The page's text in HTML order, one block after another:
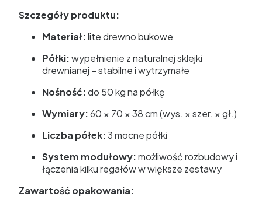
Szczegóły produktu:
Materiał:lite drewno bukowe
Półki:wypełnienie z naturalnej sklejki
drewnianej – stabilne i wytrzymałe
Nośność:do 50 kg na półkę
Wymiary:60 × 70 × 38 cm (wys. × szer. × gł.)
Liczba półek:3 mocne półki
System modułowy:możliwość rozbudowy i
łączenia kilku regałów w większe zestawy
Zawartość opakowania: